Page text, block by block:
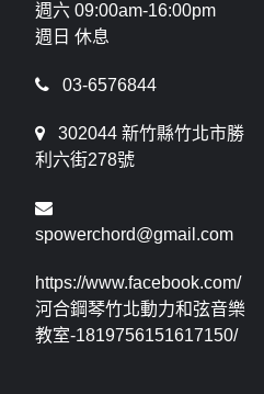
週六 09:00am-16:00pm
週日 休息
03-6576844
302044 新竹縣竹北市勝
利六街278號
spowerchord@gmail.com
https://www.facebook.com/
河合鋼琴竹北動力和弦音樂
教室-1819756151617150/